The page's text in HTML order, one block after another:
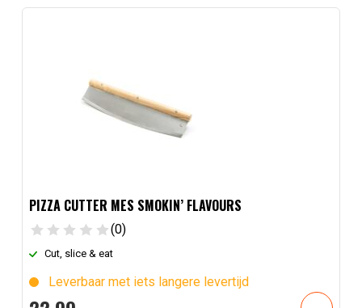
PIZZA CUTTER MES SMOKIN’ FLAVOURS
(0)
Cut, slice & eat
Leverbaar met iets langere levertijd